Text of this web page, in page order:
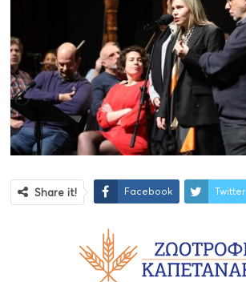
Share it! Facebook Twitter